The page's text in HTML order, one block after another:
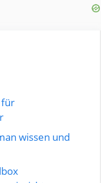
für
wissen und